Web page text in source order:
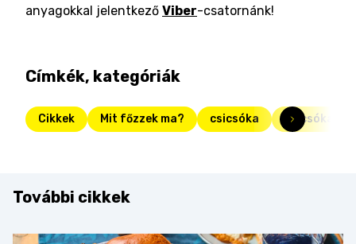
anyagokkal jelentkező Viber-csatornánk!
Címkék, kategóriák
Cikkek Mit főzzek ma? csicsóka
További cikkek